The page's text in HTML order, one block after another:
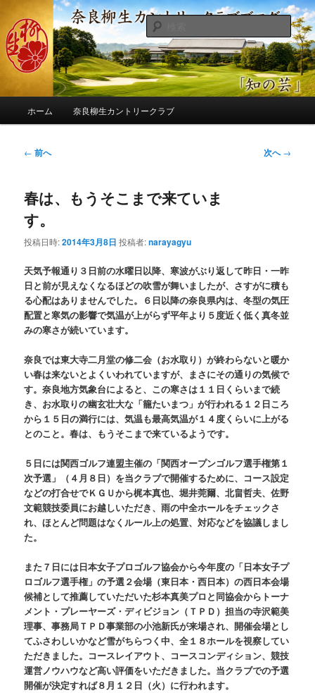
ン
コ
ン
へ
奈良柳生カントリークラブ総支配人
ブログ
季節の話題、クラブの出来事、コースの改修・更新作業、ゴルフに関する随
筆、喜怒哀楽などを気まぐれに発信します。
検
索
ホーム 奈良柳生カントリークラブ
投
ビ
ゲ
ー
シ
ン
← 前へ 次へ→
春は、もうそこまで来ていま
す。
投稿日時:2014年3月8日 投稿者:narayagyu
天気予報通り３日前の水曜日以降、寒波がぶり返して昨日・一昨
日と前が見えなくなるほどの吹雪が舞いましたが、さすがに積も
る心配はありませんでした。６日以降の奈良県内は、冬型の気圧
配置と寒気の影響で気温が上がらず平年より５度近く低く真冬並
みの寒さが続いています。
奈良では東大寺二月堂の修二会（お水取り）が終わらないと暖か
い春は来ないとよくいわれていますが、まさにその通りの気候で
す。奈良地方気象台によると、この寒さは１１日くらいまで続
き、お水取りの幽玄壮大な「籠たいまつ」が行われる１２日ころ
から１５日の満行には、気温も最高気温が１４度くらいに上がる
とのこと。春は、もうそこまで来ているようです。
５日には関西ゴルフ連盟主催の「関西オープンゴルフ選手権第１
次予選」（４月８日）を当クラブで開催するために、コース設定
などの打合せでＫＧＵから梶本真也、堀井莞爾、北畠哲夫、佐野
文範競技委員にお越しいただき、雨の中全ホールをチェックさ
れ、ほとんど問題はなくルール上の処置、対応などを協議しまし
た。
また７日には日本女子プロゴルフ協会から今年度の「日本女子プ
ロゴルフ選手権」の予選２会場（東日本・西日本）の西日本会場
候補として推薦していただいた杉本真美プロと同協会からトーナ
メント・プレーヤーズ・ディビジョン（ＴＰＤ）担当の寺沢範美
理事、事務局ＴＰＤ事業部の小池新氏が来場され、開催会場とし
てふさわしいかなど雪がちらつく中、全１８ホールを視察してい
ただきました。コースレイアウト、コースコンディション、競技
運営ノウハウなど高い評価をいただきました。当クラブでの予選
開催が決定すれば８月１２日（火）に行われます。